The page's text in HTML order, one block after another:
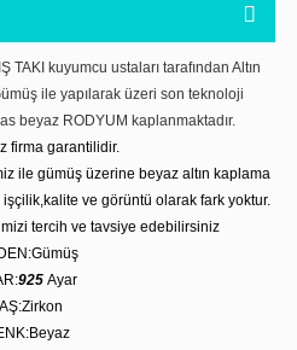
kuyumcu ustaları tarafından Altın
ile yapılarak üzeri son teknoloji
beyaz RODYUM kaplanmaktadır.
firma garantilidir.
ile gümüş üzerine beyaz altın kaplama
işçilik,kalite ve görüntü olarak fark yoktur.
tercih ve tavsiye edebilirsiniz
925 Ayar